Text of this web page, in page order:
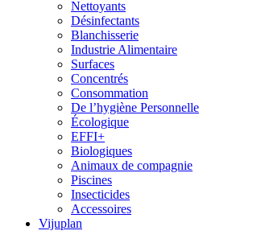
Nettoyants
Désinfectants
Blanchisserie
Industrie Alimentaire
Surfaces
Concentrés
Consommation
De l’hygiène Personnelle
Écologique
EFFI+
Biologiques
Animaux de compagnie
Piscines
Insecticides
Accessoires
Vijuplan